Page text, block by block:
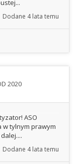
Dodane 4 lata temu
2020
ASO
w tylnym prawym
Dodane 4 lata temu